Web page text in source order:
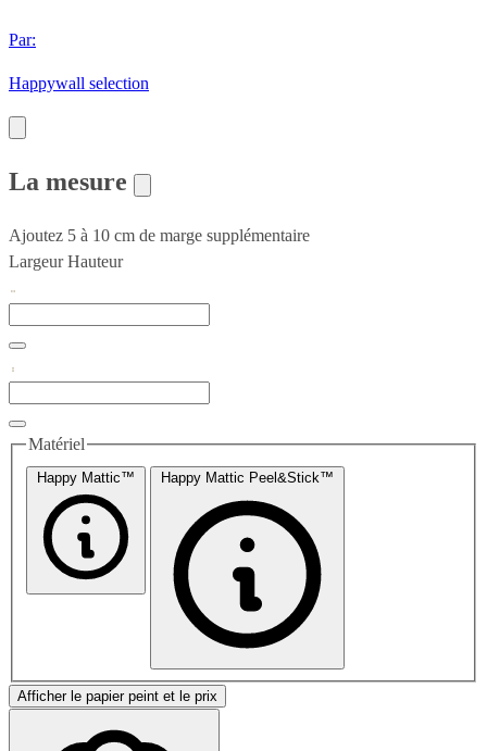
Par:
Happywall selection
La mesure
Ajoutez 5 à 10 cm de marge supplémentaire
Largeur Hauteur
Matériel
Happy Mattic™ Happy Mattic Peel&Stick™
Afficher le papier peint et le prix